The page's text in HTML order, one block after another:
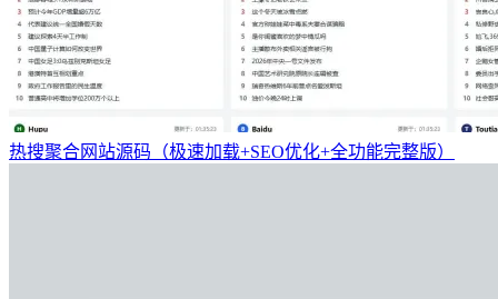
热搜聚合网站源码（极速加载+SEO优化+全功能完整版）